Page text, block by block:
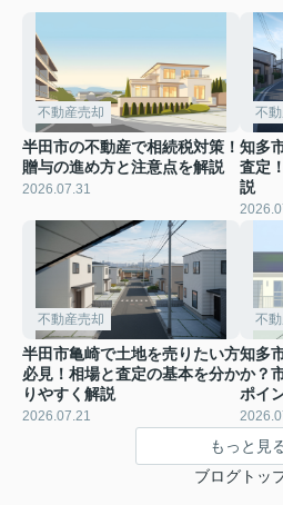
不動産売却
半田市の不動産で相続税対策！
贈与の進め方と注意点を解説
2026.07.31
不
知多
査定
説
不動産売却
半田市亀崎で土地を売りたい方
必見！相場と査定の基本を分か
りやすく解説
2026.07.21
不
知多
か？
ポイ
もっと見
ブログトッ